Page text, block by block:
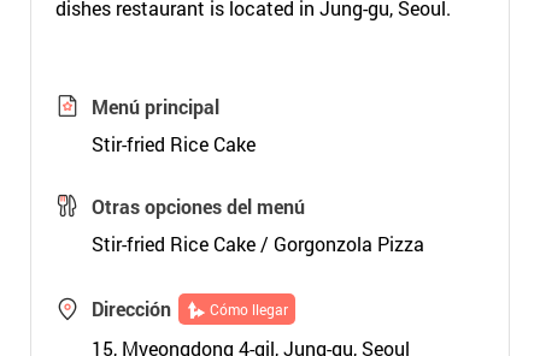
dishes restaurant is located in Jung-gu, Seoul.
Menú principal
Stir-fried Rice Cake
Otras opciones del menú
Stir-fried Rice Cake / Gorgonzola Pizza
Dirección Cómo llegar
15, Myeongdong 4-gil, Jung-gu, Seoul